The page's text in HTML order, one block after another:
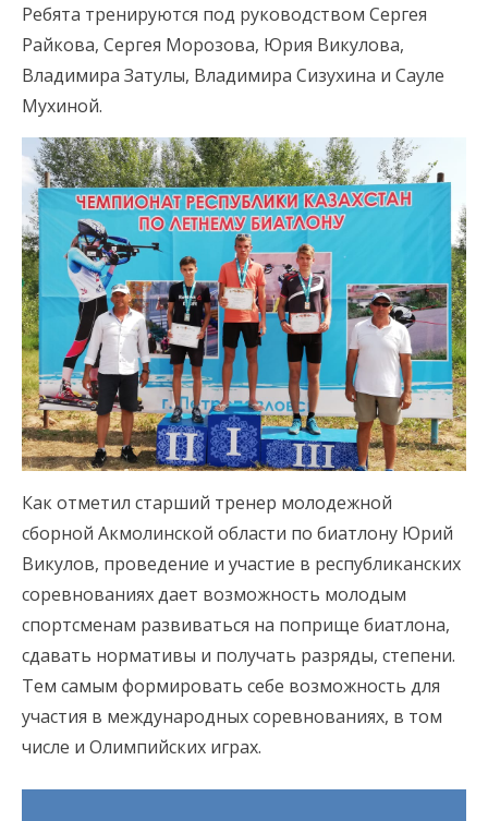
Ребята тренируются под руководством Сергея
Райкова, Сергея Морозова, Юрия Викулова,
Владимира Затулы, Владимира Сизухина и Сауле
Мухиной.
Как отметил старший тренер молодежной
сборной Акмолинской области по биатлону Юрий
Викулов, проведение и участие в республиканских
соревнованиях дает возможность молодым
спортсменам развиваться на поприще биатлона,
сдавать нормативы и получать разряды, степени.
Тем самым формировать себе возможность для
участия в международных соревнованиях, в том
числе и Олимпийских играх.